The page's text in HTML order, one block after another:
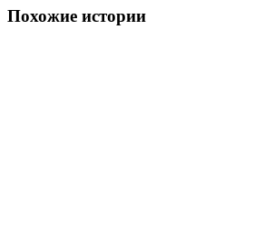
Похожие истории